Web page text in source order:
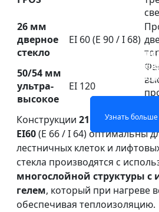
ОГНЕОПАСНОЕ
Узнать больше
ОГНЕЖЕСТКОЕ
Узнать больше
СТЕКЛО
ДВЕРЕЙ
Узнать больше
Узнать больше
26 мм
дверное
стекло
EI 60 (E 90 / I 68)
50/54 мм
ультра-
высокое
EI 120
Конструкции 21 мм FPOS(E
EI60(E 66 / I 64) оптимальны
лестничных клеток и
стекла производятся с
многослойной структуры
гелем, который при нагреве
обеспечивая теплоизоляцию.